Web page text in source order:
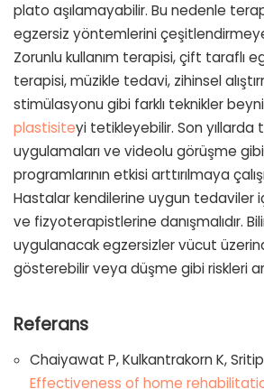
plato aşılamayabilir. Bu nedenle
egzersiz yöntemlerini çeşitlendirmeye
Zorunlu kullanım terapisi, çift taraflı
terapisi, müzikle tedavi, zihinsel
stimülasyonu gibi farklı teknikler
plastisiteyi tetikleyebilir. Son yıllarda
uygulamaları ve videolu görüşme
programlarının etkisi arttırılmaya
Hastalar kendilerine uygun tedaviler
ve fizyoterapistlerine danışmalıdır.
uygulanacak egzersizler vücut
gösterebilir veya düşme gibi riskleri
Referans
Chaiyawat P, Kulkantrakorn K,
Effectiveness of home